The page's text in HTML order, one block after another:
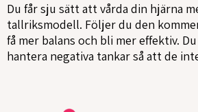
Du får sju sätt att vårda din hjärna
tallriksmodell. Följer du den
få mer balans och bli mer effektiv.
hantera negativa tankar så att de